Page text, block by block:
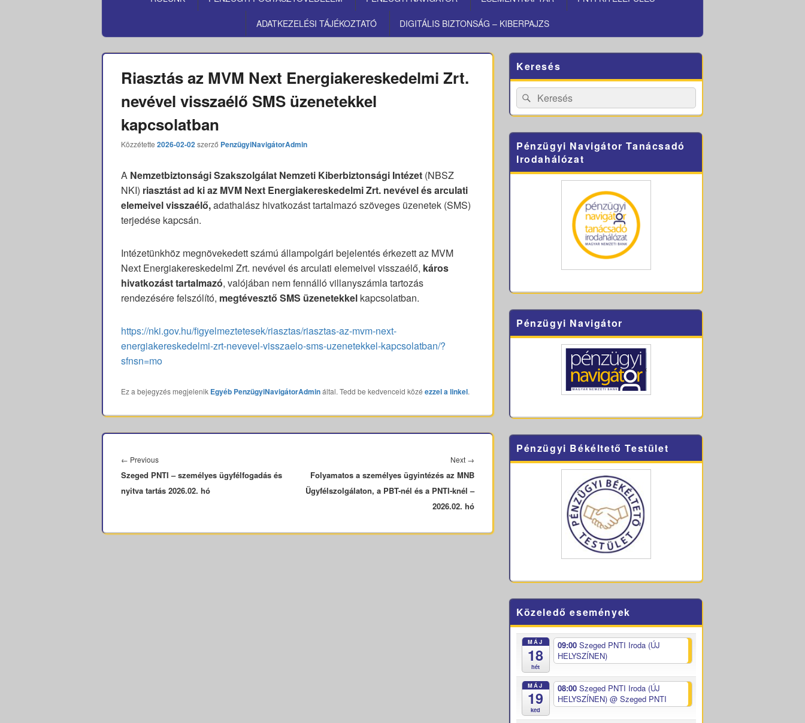
ADATKEZELÉSI TÁJÉKOZTATÓ DIGITÁLIS BIZTONSÁG – KIBERPAJZS
Riasztás az MVM Next Energiakereskedelmi Zrt.
nevével visszaélő SMS üzenetekkel
kapcsolatban
Közzétette 2026-02-02szerző PenzügyiNavigátorAdmin
A Nemzetbiztonsági Szakszolgálat Nemzeti Kiberbiztonsági Intézet (NBSZ
NKI) riasztást ad ki az MVM Next Energiakereskedelmi Zrt. nevével és arculati
elemeivel visszaélő,adathalász hivatkozást tartalmazó szöveges üzenetek (SMS)
terjedése kapcsán.
Intézetünkhöz megnövekedett számú állampolgári bejelentés érkezett az MVM
Next Energiakereskedelmi Zrt. nevével és arculati elemeivel visszaélő, káros
hivatkozást tartalmazó, valójában nem fennálló villanyszámla tartozás
rendezésére felszólító, megtévesztő SMS üzenetekkel kapcsolatban.
https://nki.gov.hu/figyelmeztetesek/riasztas/riasztas-az-mvm-next-
energiakereskedelmi-zrt-nevevel-visszaelo-sms-uzenetekkel-kapcsolatban/?
sfnsn=mo
Ez a bejegyzés megjelenik Egyéb PenzügyiNavigátorAdmináltal. Tedd be kedvenceid közé ezzel a linkel.
navigáció
← PreviousPrevious
post:
Szeged PNTI – személyes ügyfélfogadás és
nyitva tartás 2026.02. hó
Next →
post:
Folyamatos a személyes ügyintézés az MNB
Ügyfélszolgálaton, a PBT-nél és a PNTI-knél –
2026.02. hó
Sidebar
Widget
Area
Keresés
Search
for:
Search
Pénzügyi Navigátor Tanácsadó
Irodahálózat
Pénzügyi Navigátor
Pénzügyi Békéltető Testület
Közeledő események
MÁJ
18
hét
09:00 Szeged PNTI Iroda (ÚJ
HELYSZÍNEN)
MÁJ
19
ked
08:00 Szeged PNTI Iroda (ÚJ
HELYSZÍNEN) @ Szeged PNTI